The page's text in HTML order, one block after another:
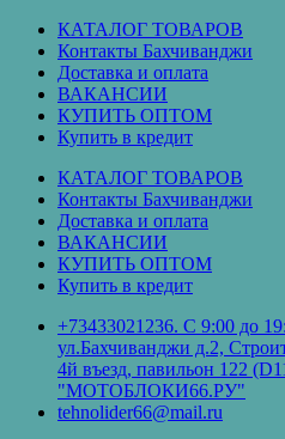
Перейти
содержимому
КАТАЛОГ ТОВАРОВ
Контакты Бахчиванджи
Доставка и оплата
ВАКАНСИИ
КУПИТЬ ОПТОМ
Купить в кредит
КАТАЛОГ ТОВАРОВ
Контакты Бахчиванджи
Доставка и оплата
ВАКАНСИИ
КУПИТЬ ОПТОМ
Купить в кредит
+73433021236. С 9:00 до
ул.Бахчиванджи д.2,
4й въезд, павильон 122
"МОТОБЛОКИ66.РУ"
tehnolider66@mail.ru